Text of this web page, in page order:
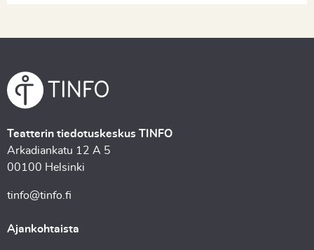
Teatterin tiedotuskeskus TINFO
Arkadiankatu 12 A 5
00100 Helsinki
tinfo@tinfo.fi
Ajankohtaista